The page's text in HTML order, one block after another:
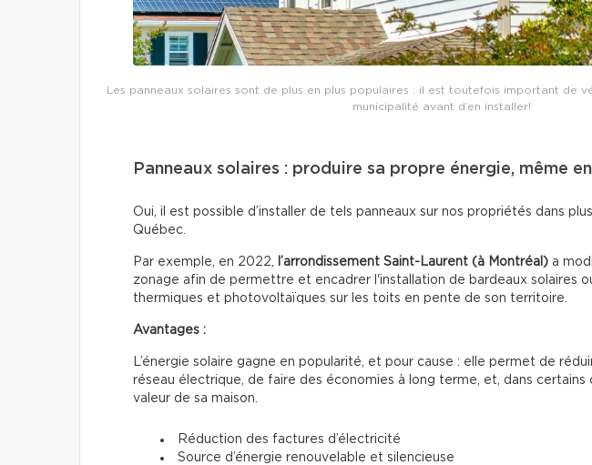
Les panneaux solaires sont de plus en plus populaires : il est toutefois important de
municipalité avant d’en installer!
Panneaux solaires : produire sa propre énergie, même
Oui, il est possible d’installer de tels panneaux sur nos propriétés dans
Québec.
Par exemple, en 2022, l’arrondissement Saint-Laurent (à Montréal) a
zonage afin de permettre et encadrer l'installation de bardeaux solaires
thermiques et photovoltaïques sur les toits en pente de son territoire.
Avantages :
L’énergie solaire gagne en popularité, et pour cause : elle permet de
réseau électrique, de faire des économies à long terme, et, dans certains
valeur de sa maison.
Réduction des factures d’électricité
Source d’énergie renouvelable et silencieuse